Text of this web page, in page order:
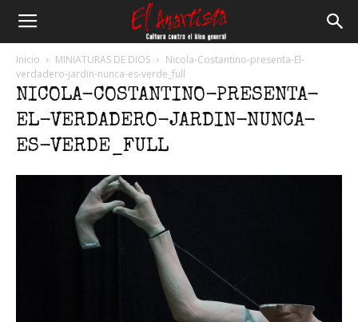
Anartista
Inicio MINIATURAS DE DIOS
Nicola-Costantino-presenta-El-
verdadero-jardin-nunca-es-verde_full
NICOLA-COSTANTINO-PRESENTA-
EL-VERDADERO-JARDIN-NUNCA-
ES-VERDE_FULL